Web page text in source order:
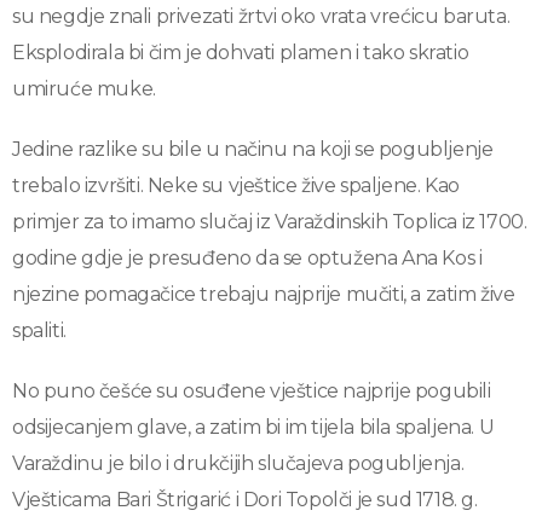
su negdje znali privezati žrtvi oko vrata vrećicu baruta.
Eksplodirala bi čim je dohvati plamen i tako skratio
umiruće muke.
Jedine razlike su bile u načinu na koji se pogubljenje
trebalo izvršiti. Neke su vještice žive spaljene. Kao
primjer za to imamo slučaj iz Varaždinskih Toplica iz 1700.
godine gdje je presuđeno da se optužena Ana Kos i
njezine pomagačice trebaju najprije mučiti, a zatim žive
spaliti.
No puno češće su osuđene vještice najprije pogubili
odsijecanjem glave, a zatim bi im tijela bila spaljena. U
Varaždinu je bilo i drukčijih slučajeva pogubljenja.
Vješticama Bari Štrigarić i Dori Topolči je sud 1718. g.